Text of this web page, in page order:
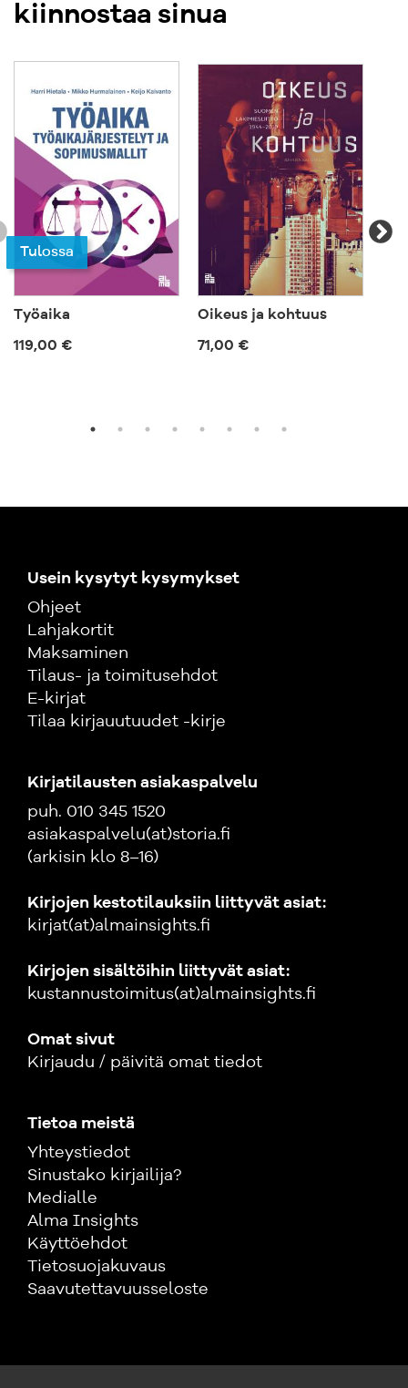
kiinnostaa sinua
Tulossa
Työaika
119,00 €
Oikeus ja kohtuus
71,00 €
Usein kysytyt kysymykset
Ohjeet
Lahjakortit
Maksaminen
Tilaus- ja toimitusehdot
E-kirjat
Tilaa kirjauutuudet -kirje
Kirjatilausten asiakaspalvelu
puh. 010 345 1520
asiakaspalvelu(at)storia.fi
(arkisin klo 8–16)
Kirjojen kestotilauksiin liittyvät asiat:
kirjat(at)almainsights.fi
Kirjojen sisältöihin liittyvät asiat:
kustannustoimitus(at)almainsights.fi
Omat sivut
Kirjaudu / päivitä omat tiedot
Tietoa meistä
Yhteystiedot
Sinustako kirjailija?
Medialle
Alma Insights
Käyttöehdot
Tietosuojakuvaus
Saavutettavuusseloste